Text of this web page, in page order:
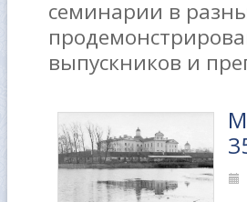
семинарии в
выпускников и